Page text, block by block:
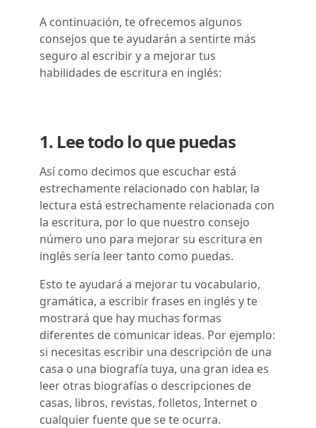
A continuación, te ofrecemos algunos
consejos que te ayudarán a sentirte más
seguro al escribir y a mejorar tus
habilidades de escritura en inglés:
1. Lee todo lo que puedas
Así como decimos que escuchar está
estrechamente relacionado con hablar, la
lectura está estrechamente relacionada con
la escritura, por lo que nuestro consejo
número uno para mejorar su escritura en
inglés sería leer tanto como puedas.
Esto te ayudará a mejorar tu vocabulario,
gramática, a escribir frases en inglés y te
mostrará que hay muchas formas
diferentes de comunicar ideas. Por ejemplo:
si necesitas escribir una descripción de una
casa o una biografía tuya, una gran idea es
leer otras biografías o descripciones de
casas, libros, revistas, folletos, Internet o
cualquier fuente que se te ocurra.